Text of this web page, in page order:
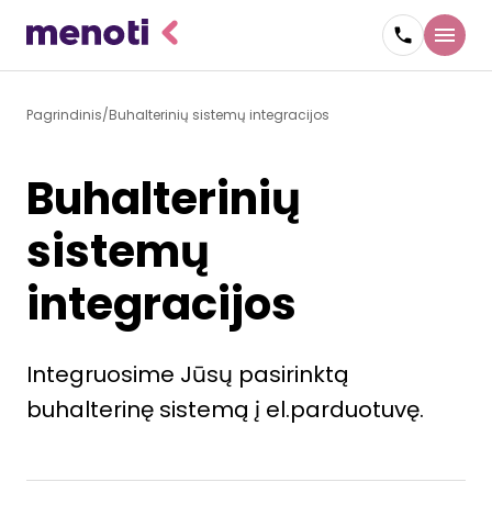
Pagrindinis Buhalterinių sistemų integracijos
Buhalterinių
sistemų
integracijos
Integruosime Jūsų pasirinktą
buhalterinę sistemą į el.parduotuvę.